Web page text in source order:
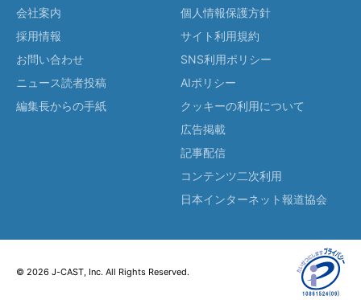
会社案内
採用情報
お問い合わせ
ニュース読者投稿
編集長からの手紙
個人情報保護方針
サイト利用規約
SNS利用ポリシー
AIポリシー
クッキーの利用について
広告掲載
記事配信
コンテンツ二次利用
日本インターネット報道協会
© 2026 J-CAST, Inc. All Rights Reserved.